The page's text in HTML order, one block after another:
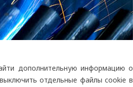
дополнительную информацию о
отдельные файлы cookie в